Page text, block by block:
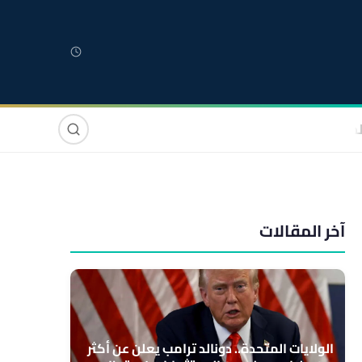
صوت وصورة
آخر المقالات
الولايات المتحدة.. دونالد ترامب يعلن عن أكثر